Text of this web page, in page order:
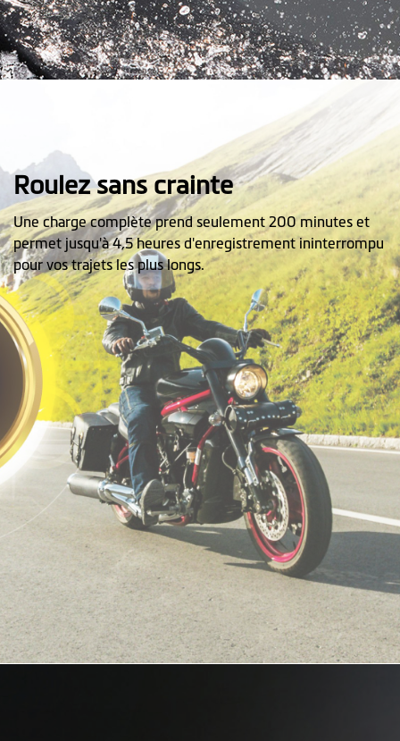
Roulez sans crainte
Une charge complète prend seulement 200 minutes et
permet jusqu'à 4,5 heures d'enregistrement ininterrompu
pour vos trajets les plus longs.